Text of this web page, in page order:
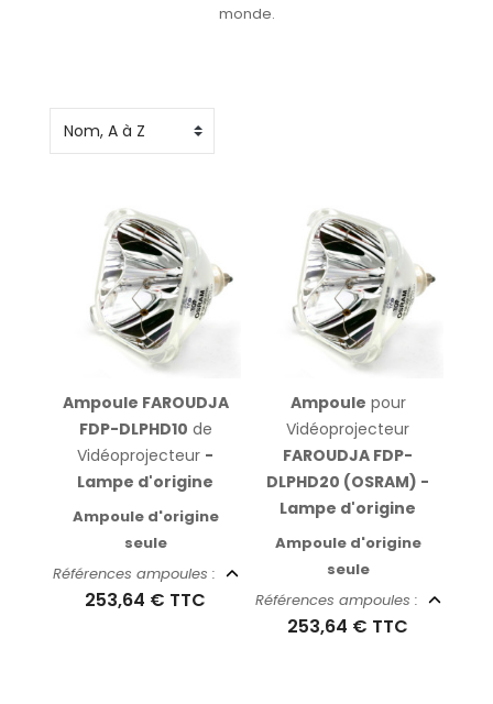
monde.
Ampoule FAROUDJA
FDP-DLPHD10 de
Vidéoprojecteur -
Lampe d'origine
Ampoule d'origine
seule
Références ampoules :
253,64 € TTC
Ampoule pour
Vidéoprojecteur
FAROUDJA FDP-
DLPHD20 (OSRAM) -
Lampe d'origine
Ampoule d'origine
seule
Références ampoules :
253,64 € TTC